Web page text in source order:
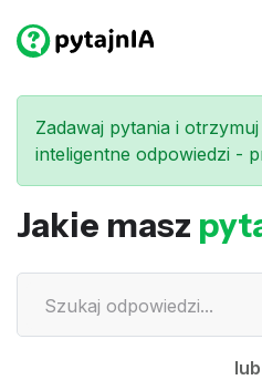
Zadawaj pytania i
inteligentne odpowiedzi -
Jakie masz
lub